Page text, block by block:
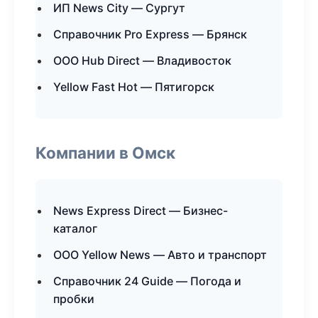
ИП News City — Сургут
Справочник Pro Express — Брянск
ООО Hub Direct — Владивосток
Yellow Fast Hot — Пятигорск
Компании в Омск
News Express Direct — Бизнес-
каталог
ООО Yellow News — Авто и транспорт
Справочник 24 Guide — Погода и
пробки